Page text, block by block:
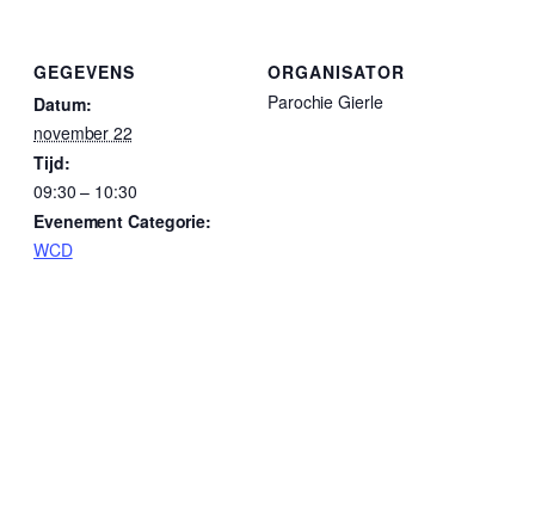
GEGEVENS
Datum:
november 22
Tijd:
09:30 – 10:30
Evenement Categorie:
WCD
ORGANISATOR
Parochie Gierle